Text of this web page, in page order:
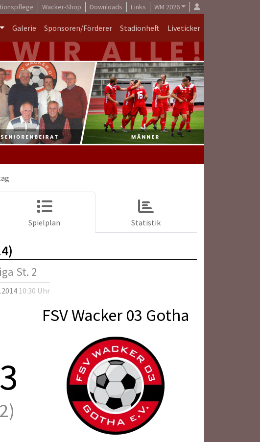
Wacker-Shop Downloads Links WM 2026
Galerie Sponsoren/Förderer Stadionheft Liveticker
Spielplan Statistik
St. 2
10:30 Uhr
FSV Wacker 03 Gotha
3
2)